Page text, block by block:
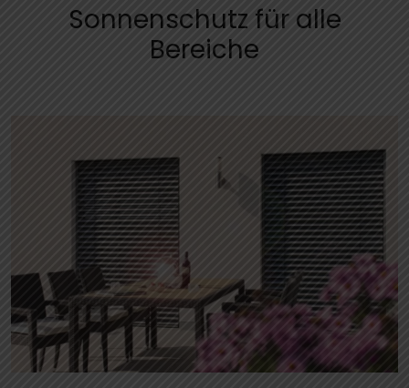
Sonnenschutz für alle
Bereiche